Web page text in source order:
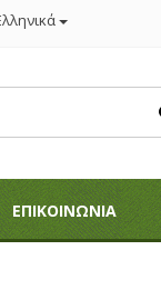
ΕΠΙΚΟΙΝΩΝΙΑ